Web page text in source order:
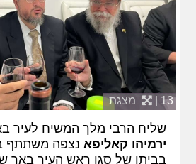
13 | מצגת
שליח הרבי מלך המשיח לעיר
ירמיהו קאליפא נצפה משתתף
בביתו של סגן ראש העיר באר